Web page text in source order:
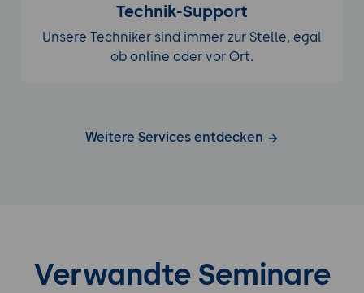
Technik-Support
Unsere Techniker sind immer zur Stelle, egal
ob online oder vor Ort.
Weitere Services entdecken
Verwandte Seminare